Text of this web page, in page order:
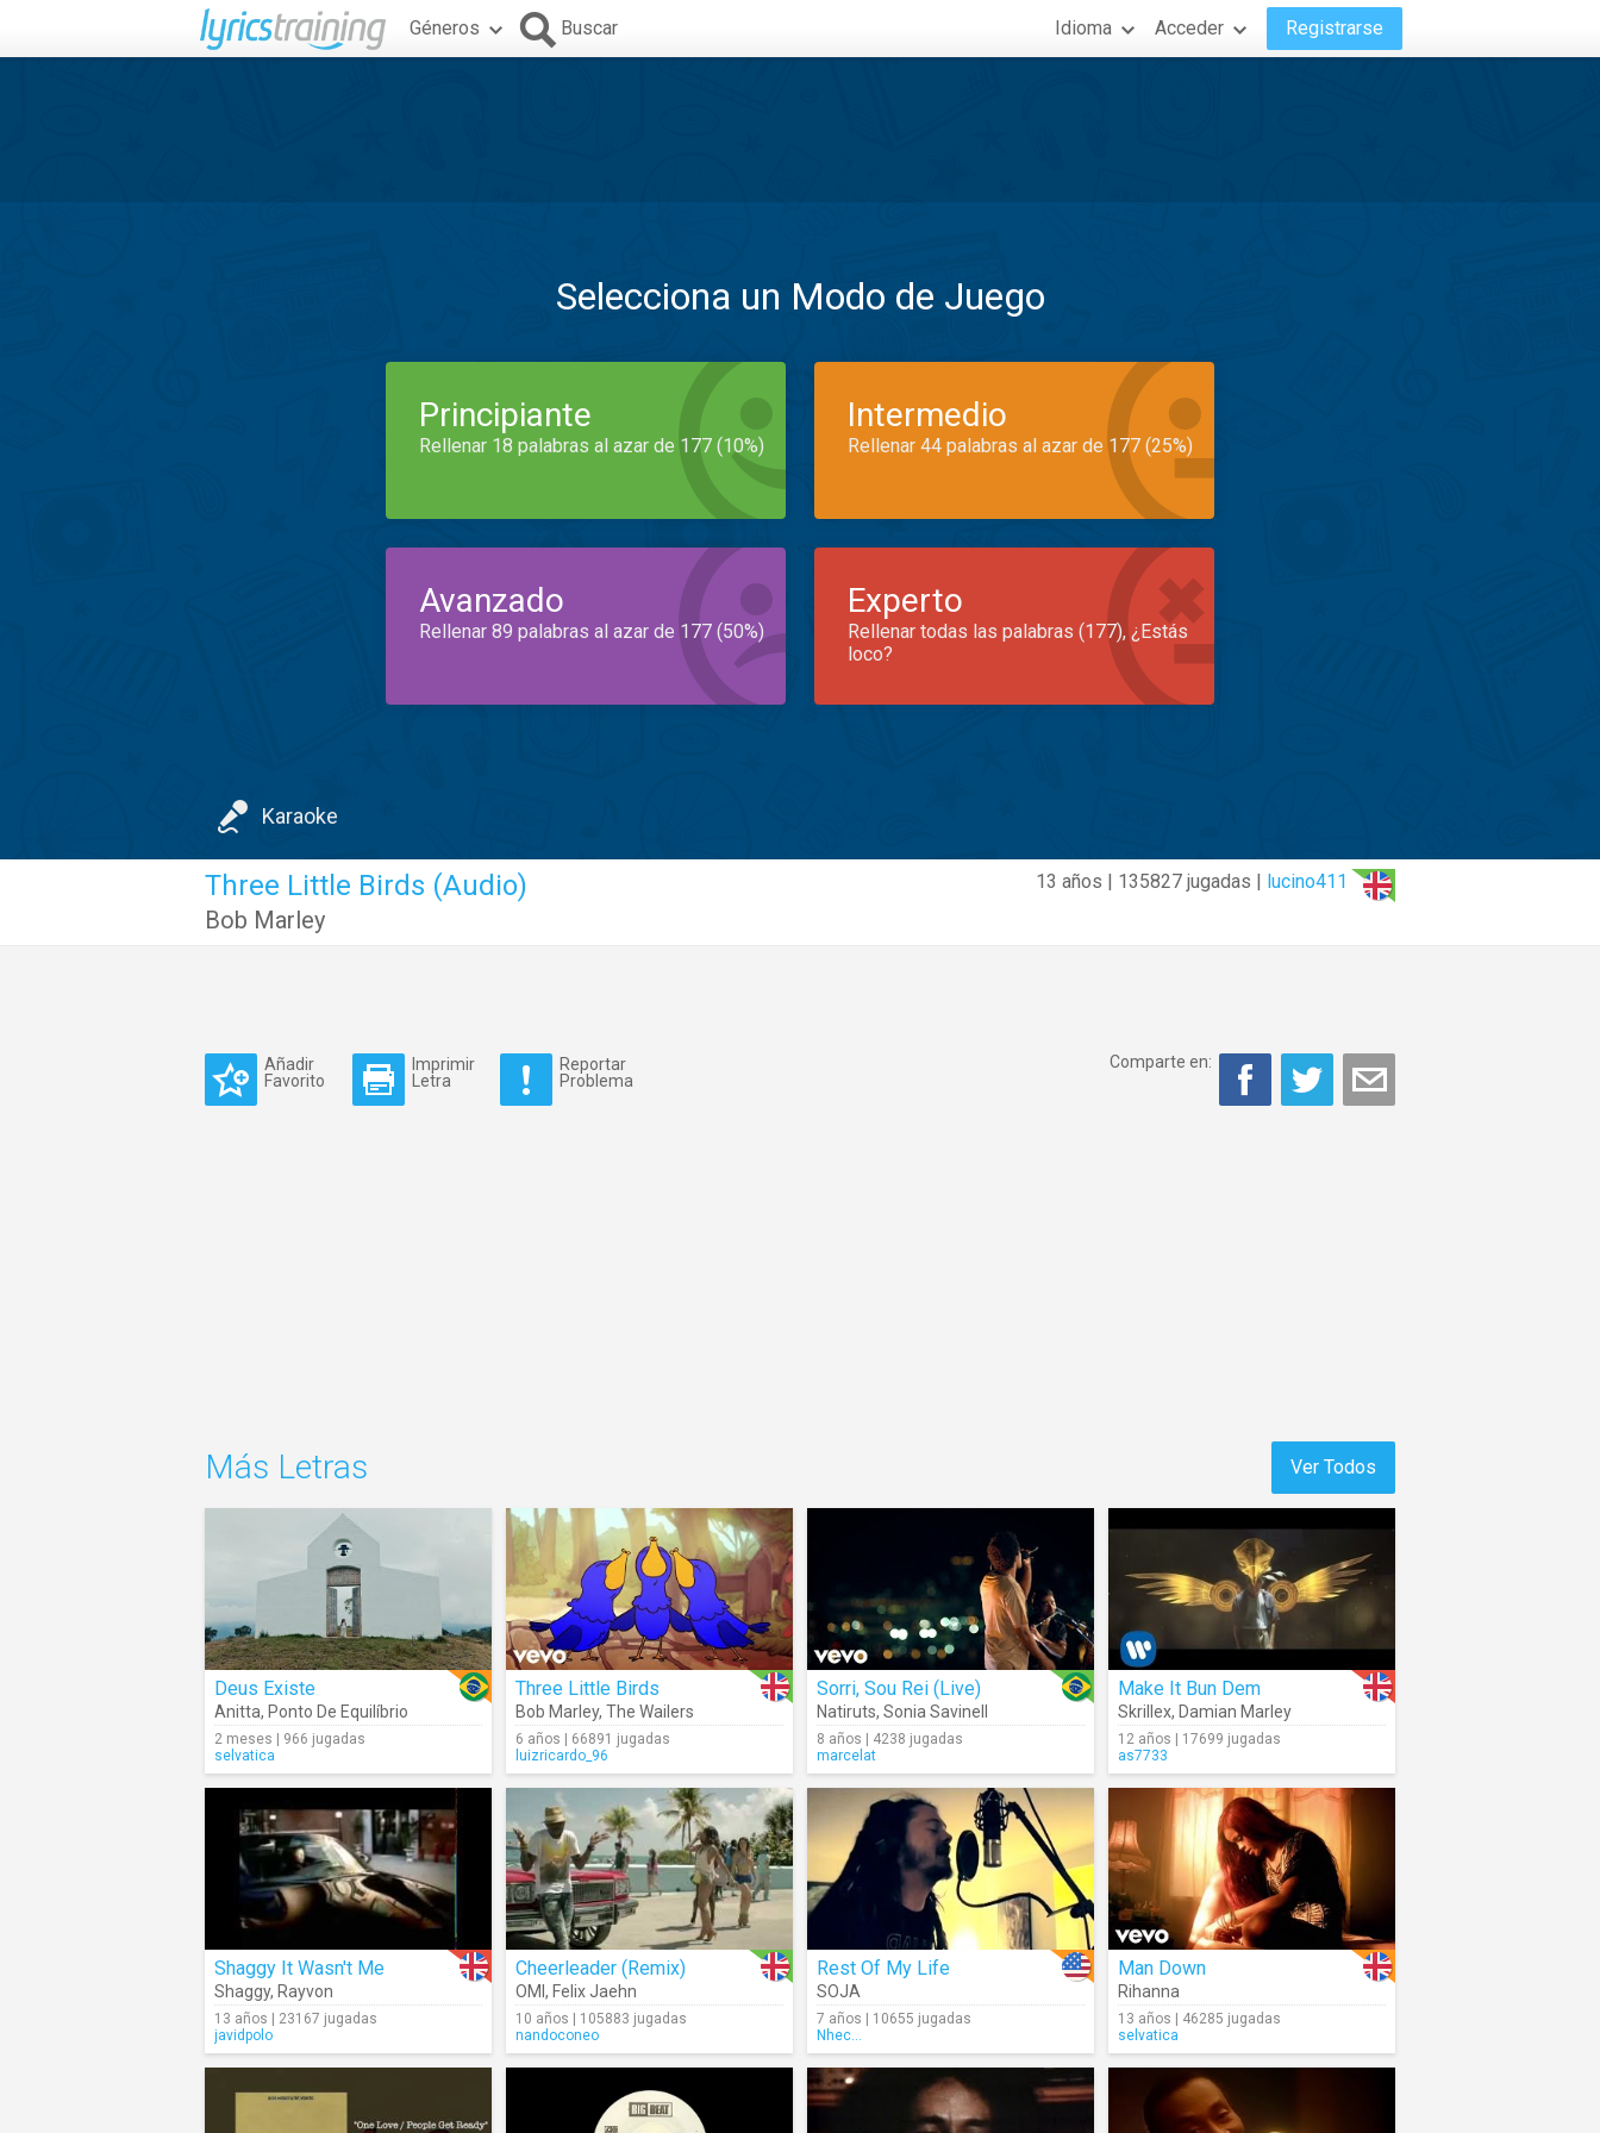
Géneros Buscar Idioma Acceder Registrarse
Selecciona un Modo de Juego
Principiante
Rellenar 18 palabras al azar de 177 (10%)
Intermedio
Rellenar 44 palabras al azar de 177 (25%)
Avanzado
Rellenar 89 palabras al azar de 177 (50%)
Experto
Rellenar todas las palabras (177), ¿Estás
loco?
Karaoke
13 años | 135827 jugadas | lucino411
Three Little Birds (Audio)
Bob Marley
Añadir
Favorito
Imprimir
Letra
Reportar
Problema
Comparte en:
Ver Todos
Más Letras
Deus Existe
Anitta, Ponto De Equilíbrio
2 meses | 966 jugadas
selvatica
Three Little Birds
Bob Marley, The Wailers
6 años | 66891 jugadas
luizricardo_96
Sorri, Sou Rei (Live)
Natiruts, Sonia Savinell
8 años | 4238 jugadas
marcelat
Make It Bun Dem
Skrillex, Damian Marley
12 años | 17699 jugadas
as7733
Shaggy It Wasn't Me
Shaggy, Rayvon
13 años | 23167 jugadas
javidpolo
Cheerleader (Remix)
OMI , Felix Jaehn
10 años | 105883 jugadas
nandoconeo
Rest Of My Life
SOJA
7 años | 10655 jugadas
Nhec...
Man Down
Rihanna
13 años | 46285 jugadas
selvatica